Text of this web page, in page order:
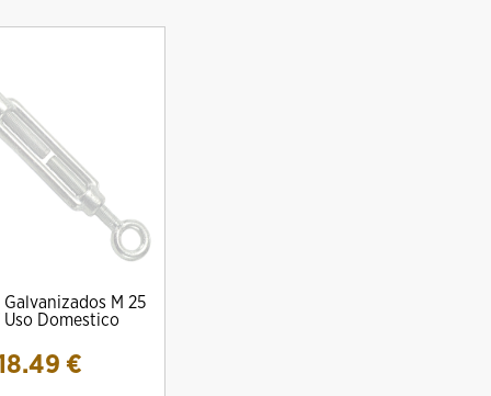
Galvanizados M 25
Uso Domestico
€